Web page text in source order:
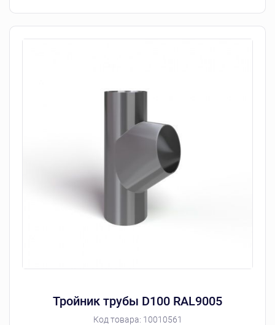
Тройник трубы D100 RAL9005
Код товара: 10010561